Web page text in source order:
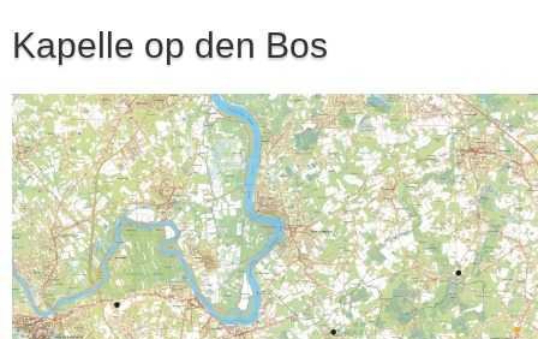
Kapelle op den Bos